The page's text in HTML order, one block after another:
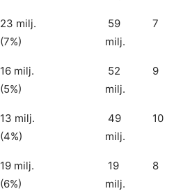
23 milj.
(7%)
59
milj.
7
16 milj.
(5%)
52
milj.
9
13 milj.
(4%)
49
milj.
10
19 milj.
(6%)
19
milj.
8